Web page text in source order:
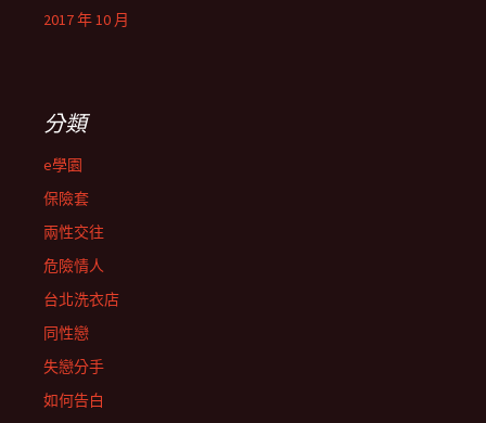
2017 年 10 月
分類
e學園
保險套
兩性交往
危險情人
台北洗衣店
同性戀
失戀分手
如何告白